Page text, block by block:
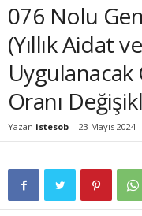
076 Nolu
(Yıllık Aidat
Uygulanacak
Oranı
Yazan istesob - 23 Mayıs 2024